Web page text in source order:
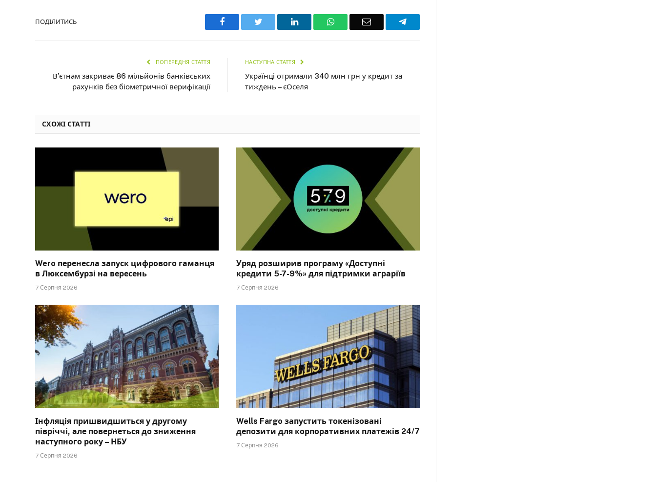
ПОДІЛИТИСЬ Facebook Twitter LinkedIn WhatsAppEmail Telegram
ПОПЕРЕДНЯ СТАТТЯ
В’єтнам закриває 86 мільйонів банківських
рахунків без біометричної верифікації
НАСТУПНА СТАТТЯ
Українці отримали 340 млн грн у кредит за
тиждень – єОселя
СХОЖІ СТАТТІ
Wero перенесла запуск цифрового гаманця
в Люксембурзі на вересень
7 Серпня 2026
Уряд розширив програму «Доступні
кредити 5-7-9%» для підтримки аграріїв
7 Серпня 2026
Інфляція пришвидшиться у другому
півріччі, але повернеться до зниження
наступного року – НБУ
7 Серпня 2026
Wells Fargo запустить токенізовані
депозити для корпоративних платежів 24/7
7 Серпня 2026